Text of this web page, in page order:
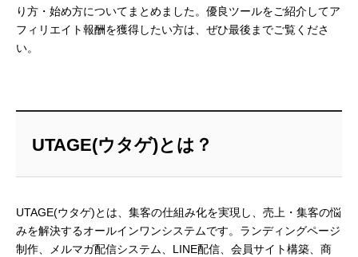
り方・始め方についてまとめました。優良ツールをご紹介してア
フィリエイト報酬を獲得したい方は、ぜひ最後までご覧くださ
い。
UTAGE(ウタゲ)とは？
UTAGE(ウタゲ)とは、集客の仕組み化を実現し、売上・集客の悩
みを解決するオールインワンシステムです。ランディングページ
制作、メルマガ配信システム、LINE配信、会員サイト構築、商